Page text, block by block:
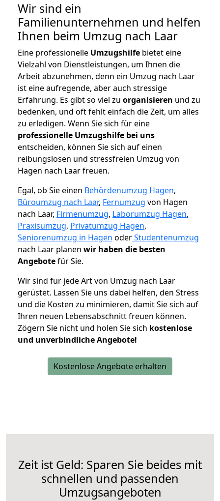
Wir sind ein
Familienunternehmen und helfen
Ihnen beim Umzug nach Laar
Eine professionelle Umzugshilfe bietet eine
Vielzahl von Dienstleistungen, um Ihnen die
Arbeit abzunehmen, denn ein Umzug nach Laar
ist eine aufregende, aber auch stressige
Erfahrung. Es gibt so viel zu organisieren und zu
bedenken, und oft fehlt einfach die Zeit, um alles
zu erledigen. Wenn Sie sich für eine
professionelle Umzugshilfe bei uns
entscheiden, können Sie sich auf einen
reibungslosen und stressfreien Umzug von
Hagen nach Laar freuen.
Egal, ob Sie einen Behördenumzug Hagen,
Büroumzug nach Laar, Fernumzug von Hagen
nach Laar, Firmenumzug, Laborumzug Hagen,
Praxisumzug, Privatumzug Hagen,
Seniorenumzug in Hagen oderStudentenumzug
nach Laar planen wir haben die besten
Angebotefür Sie.
Wir sind für jede Art von Umzug nach Laar
gerüstet. Lassen Sie uns dabei helfen, den Stress
und die Kosten zu minimieren, damit Sie sich auf
Ihren neuen Lebensabschnitt freuen können.
Zögern Sie nicht und holen Sie sich kostenlose
und unverbindliche Angebote!
Kostenlose Angebote erhalten
Zeit ist Geld: Sparen Sie beides mit
schnellen und passenden
Umzugsangeboten